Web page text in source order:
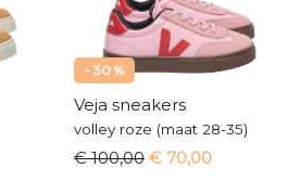
- 30 %
Veja sneakers
volley roze (maat 28-35)
€ 100,00 € 70,00